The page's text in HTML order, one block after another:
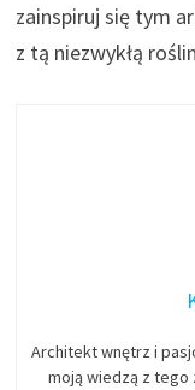
zainspiruj się tym
z tą niezwykłą
Architekt wnętrz i
moją wiedzą z tego